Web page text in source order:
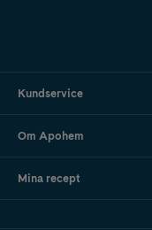
Kundservice
Om Apohem
Mina recept